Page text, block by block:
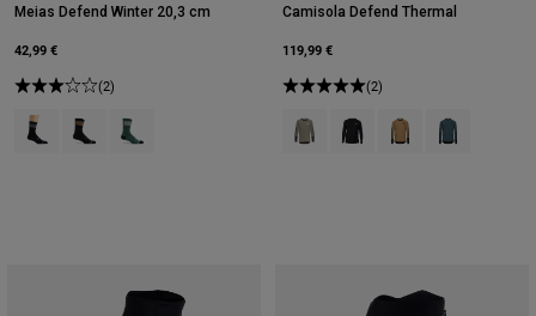
Meias Defend Winter 20,3 cm
42,99 €
(2)
Product swatch type of Preto.
Product swatch type of Açúcar mascavado.
Product swatch type of Sábio Verde.
Camisola Defend Thermal
119,99 €
(2)
Product swatch type of Adobe
Product swatch type of
Product swatch
Product